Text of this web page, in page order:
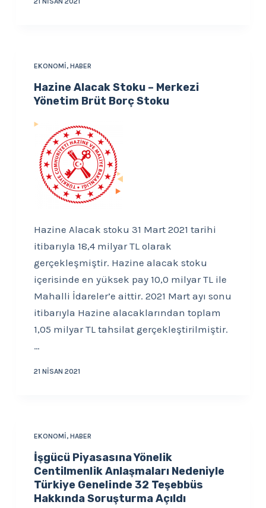
EKONOMI, HABER
Hazine Alacak Stoku – Merkezi
Yönetim Brüt Borç Stoku
Hazine Alacak stoku 31 Mart 2021 tarihi
itibarıyla 18,4 milyar TL olarak
gerçekleşmiştir. Hazine alacak stoku
içerisinde en yüksek pay 10,0 milyar TL ile
Mahalli İdareler’e aittir. 2021 Mart ayı sonu
itibarıyla Hazine alacaklarından toplam
1,05 milyar TL tahsilat gerçekleştirilmiştir.
…
21 NISAN 2021
EKONOMI, HABER
İşgücü Piyasasına Yönelik
Centilmenlik Anlaşmaları Nedeniyle
Türkiye Genelinde 32 Teşebbüs
Hakkında Soruşturma Açıldı